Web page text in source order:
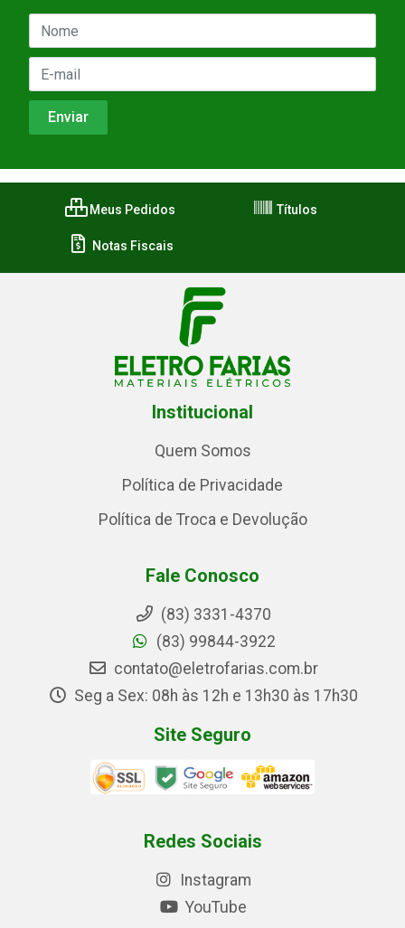
Meus Pedidos Títulos
Notas Fiscais
Institucional
Quem Somos
Política de Privacidade
Política de Troca e Devolução
Fale Conosco
(83) 3331-4370
(83) 99844-3922
contato@eletrofarias.com.br
Seg a Sex: 08h às 12h e 13h30 às 17h30
Site Seguro
Redes Sociais
Instagram
YouTube